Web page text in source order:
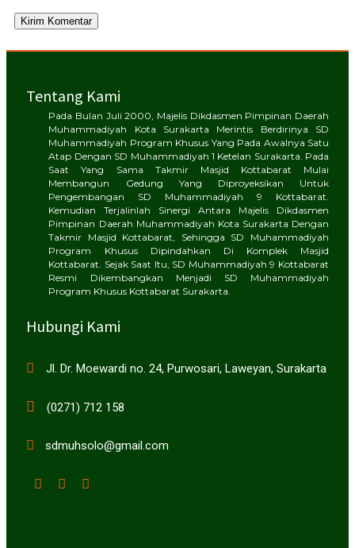
Tentang Kami
Pada Bulan Juli 2000, Majelis Dikdasmen Pimpinan Daerah
Muhammadiyah Kota Surakarta Merintis Berdirinya SD
Muhammadiyah Program Khusus Yang Pada Awalnya Satu
Atap Dengan SD Muhammadiyah 1 Ketelan Surakarta. Pada
Saat Yang Sama Takmir Masjid Kottabarat Mulai
Membangun Gedung Yang Diproyeksikan Untuk
Pengembangan SD Muhammadiyah 9 Kottabarat.
Kemudian Terjalinlah Sinergi Antara Majelis Dikdasmen
Pimpinan Daerah Muhammadiyah Kota Surakarta Dengan
Takmir Masjid Kottabarat, Sehingga SD Muhammadiyah
Program Khusus Dipindahkan Di Komplek Masjid
Kottabarat. Sejak Saat Itu, SD Muhammadiyah 9 Kottabarat
Resmi Dikembangkan Menjadi SD Muhammadiyah
Program Khusus Kottabarat Surakarta.
Hubungi Kami
Jl. Dr. Moewardi no. 24, Purwosari, Laweyan, Surakarta
(0271) 712 158
sdmuhsolo@gmail.com